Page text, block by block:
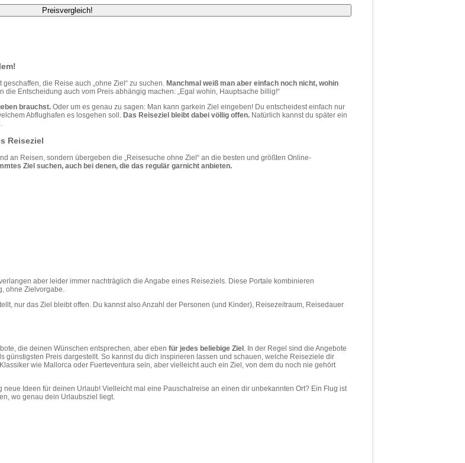
Preisvergleich!
die Reise auch „ohne Ziel“ zu suchen. Manchmal weiß man aber einfach noch nicht, wohin
Entscheidung auch vom Preis abhängig machen: „Egal wohin, Hauptsache billig!“
brauchst. Oder um es genau zu sagen: Man kann garkein Ziel eingeben! Du entscheidest einfach nur
Abflughafen es losgehen soll. Das Reiseziel bleibt dabei völlig offen. Natürlich kannst du später ein
Reiseziel
an Reisen, sondern übergeben die „Reisesuche ohne Ziel“ an die besten und größten Online-
Ziel suchen, auch bei denen, die das regulär garnicht anbieten.
aber leider immer nachträglich die Angabe eines Reiseziels. Diese Portale kombinieren
ohne Zielvorgabe.
nur das Ziel bleibt offen. Du kannst also Anzahl der Personen (und Kinder), Reisezeitraum, Reisedauer
die deinen Wünschen entsprechen, aber eben für jedes beliebige Ziel . In der Regel sind die Angebote
günstigsten Preis dargestellt. So kannst du dich inspirieren lassen und schauen, welche Reiseziele dir
wie Mallorca oder Fuerteventura sein, aber vielleicht auch ein Ziel, von dem du noch nie gehört
Ideen für deinen Urlaub! Vielleicht mal eine Pauschalreise an einen dir unbekannten Ort? Ein Flug ist
wo genau dein Urlaubsziel liegt.